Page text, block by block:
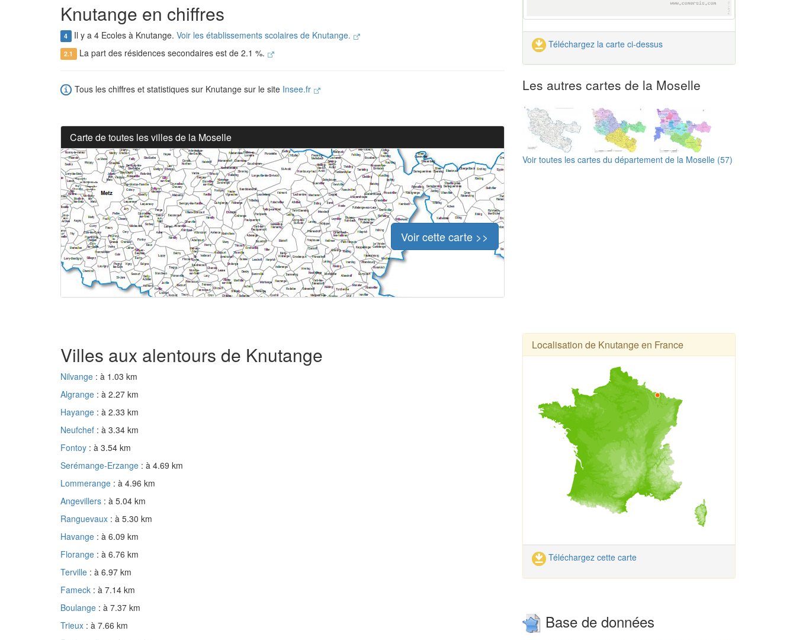
Knutange en chiffres
4 Il y a 4 Ecoles à Knutange. Voir les établissements scolaires de Knutange.
2.1 La part des résidences secondaires est de 2.1 %.
Tous les chiffres et statistiques sur Knutange sur le site Insee.fr
Carte de toutes les villes de la Moselle
Voir cette carte >>
Téléchargez la carte ci-dessus
Les autres cartes de la Moselle
Voir toutes les cartes du département de la Moselle (57)
Villes aux alentours de Knutange
Nilvange : à 1.03 km
Algrange : à 2.27 km
Hayange : à 2.33 km
Neufchef : à 3.34 km
Fontoy : à 3.54 km
Serémange-Erzange : à 4.69 km
Lommerange : à 4.96 km
Angevillers : à 5.04 km
Ranguevaux : à 5.30 km
Havange : à 6.09 km
Florange : à 6.76 km
Terville : à 6.97 km
Fameck : à 7.14 km
Boulange : à 7.37 km
Trieux : à 7.66 km
Localisation de Knutange en France
Téléchargez cette carte
Base de données